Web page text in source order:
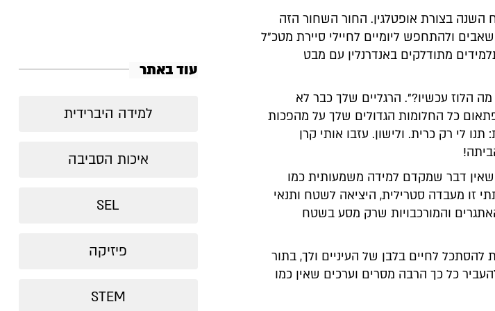
השנה בצורת אופטלגין. החור השחור הזה
ולהתחפש ליומיים לחיילי סיירת מטכ"ל
מתודלקים באנדרנלין עם מבט
הלוז עכשיו?". הרגליים שלך כבר לא
כל החלומות הגדולים שלך על מהפכות
לי רק כרית. ולישון. עזבו אותי קרן
דבר שמקדם למידה משמעותית כמו
זו מעבדה סטרילית, היציאה לשטח ותנאי
והמורכבויות שרק מסע בשטח
להסתכל לחיים בלבן של העיניים ולך, בתור
כל כך הרבה מסרים וערכים שאין כמו
עוד באתר
למידה היברידית
איכות הסביבה
SEL
פיזיקה
STEM